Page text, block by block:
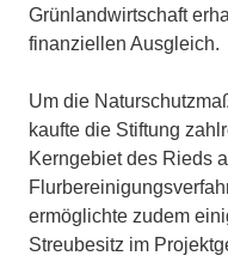
Grünlandwirtschaft
finanziellen Ausgleich.
Um die
kaufte die Stiftung
Kerngebiet des Rieds
ermöglichte zudem
Streubesitz im